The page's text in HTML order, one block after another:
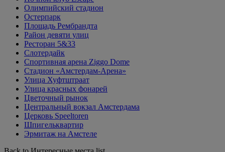
Олимпийский стадион
Остерпарк
Площадь Рембрандта
Район девяти улиц
Ресторан 5&33
Слотердайк
Спортивная арена Ziggo Dome
Стадион «Амстердам-Арена»
Улица Хуфтштраат
Улица красных фонарей
Цветочный рынок
Центральный вокзал Амстердама
Церковь Speeltoren
Шпигельквартир
Эрмитаж на Амстеле